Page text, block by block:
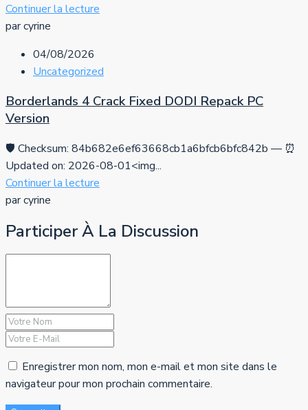
Continuer la lecture
par cyrine
04/08/2026
Uncategorized
Borderlands 4 Crack Fixed DODI Repack PC
Version
🛡️ Checksum: 84b682e6ef63668cb1a6bfcb6bfc842b — ⏰
Updated on: 2026-08-01<img...
Continuer la lecture
par cyrine
Participer À La Discussion
Enregistrer mon nom, mon e-mail et mon site dans le
navigateur pour mon prochain commentaire.